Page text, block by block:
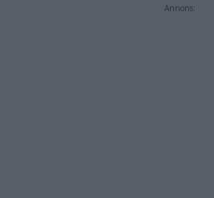
Annons: